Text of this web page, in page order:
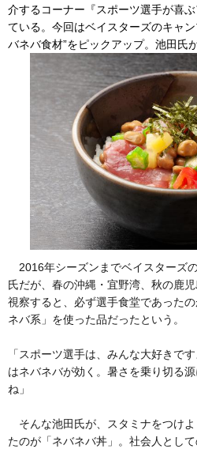
介するコーナー『スポーツ選手が喜
ている。今回はベイスターズのキャ
バネバ食材”をピックアップ。池田氏
2016年シーズンまでベイスターズ
氏だが、春の沖縄・宜野湾、秋の鹿
視察すると、必ず選手食堂であった
ネバ系」を使った品だったという。
「スポーツ選手は、みんな大好きで
はネバネバが効く。暑さを乗り切る
ね」
そんな池田氏が、スタミナをつけ
たのが「ネバネバ丼」。社会人とし